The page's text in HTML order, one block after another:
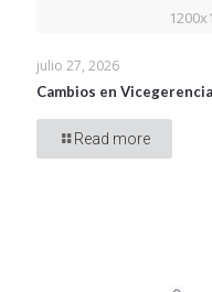
julio 27, 2026
Cambios en Vicegerencia
Read more